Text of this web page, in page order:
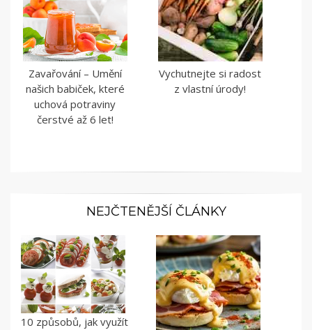
Zavařování – Umění
našich babiček, které
uchová potraviny
čerstvé až 6 let!
Vychutnejte si radost
z vlastní úrody!
NEJČTENĚJŠÍ ČLÁNKY
10 způsobů, jak využít